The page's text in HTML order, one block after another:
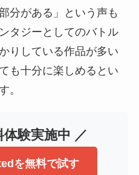
分がある」という声も
タジーとしてのバトル
りしている作品が多い
も十分に楽しめるとい
。
体験実施中 ／
を無料で試す